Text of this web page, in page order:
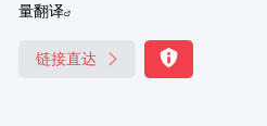
量翻译
链接直达